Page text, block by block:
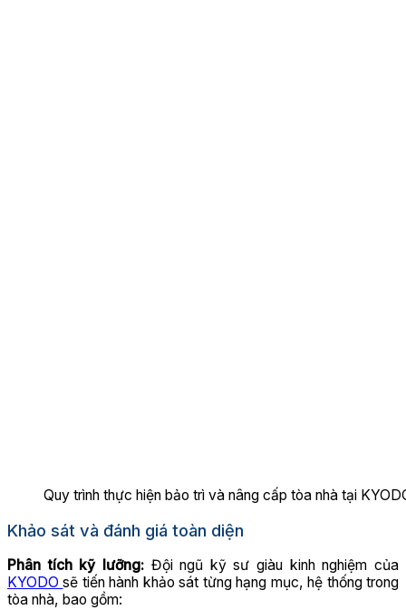
Quy trình thực hiện bảo trì và nâng cấp tòa nhà tại
Khảo sát và đánh giá toàn diện
Phân tích kỹ lưỡng:Đội ngũ kỹ sư giàu kinh nghiệm của
KYODOsẽ tiến hành khảo sát từng hạng mục, hệ thống trong
tòa nhà, bao gồm: